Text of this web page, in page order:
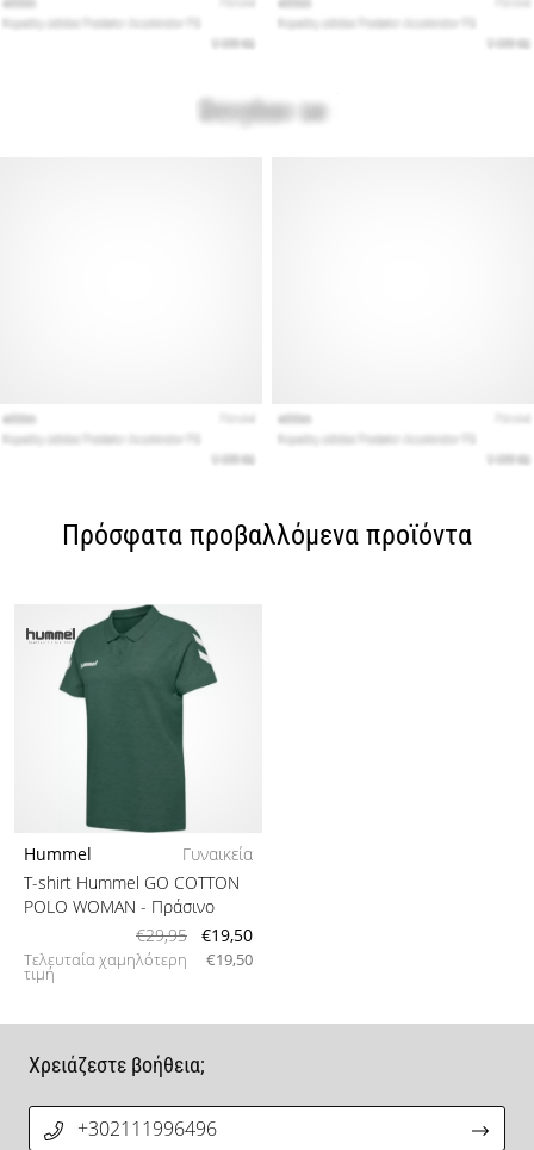
Πρόσφατα προβαλλόμενα προϊόντα
Hummel
Γυναικεία
T-shirt Hummel GO COTTON
POLO WOMAN - Πράσινο
€29,95
€19,50
Τελευταία χαμηλότερη
τιμή
€19,50
Χρειάζεστε βοήθεια;
+302111996496